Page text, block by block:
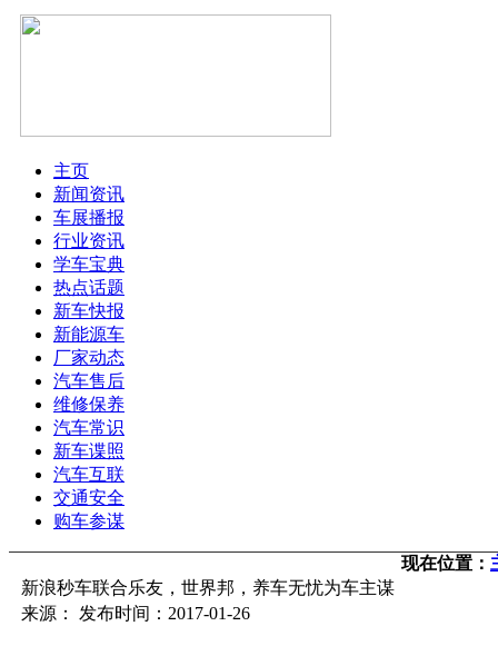
主页
新闻资讯
车展播报
行业资讯
学车宝典
热点话题
新车快报
新能源车
厂家动态
汽车售后
维修保养
汽车常识
新车谍照
汽车互联
交通安全
购车参谋
现在位置：
新浪秒车联合乐友，世界邦，养车无忧为车主谋
来源： 发布时间：2017-01-26